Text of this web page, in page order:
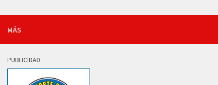
MÁS
PUBLICIDAD